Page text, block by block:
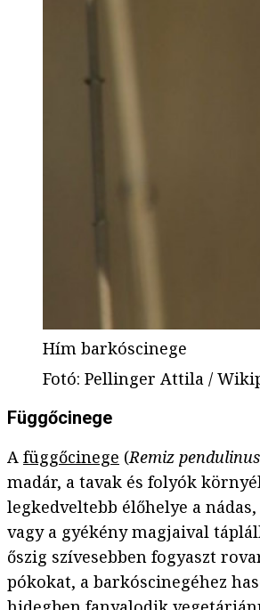
Hím barkóscinege
Fotó: Pellinger Attila /
Függőcinege
A függőcinege (Remiz pendulinus
madár, a tavak és folyók
legkedveltebb élőhelye a
vagy a gyékény magjaival
őszig szívesebben fogyaszt
pókokat, a barkóscinegéhez